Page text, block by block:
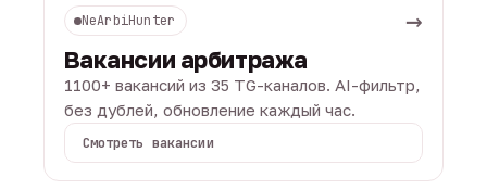
NeArbiHunter →
Вакансии арбитража
1100+ вакансий из 35 TG-каналов. AI-фильтр,
без дублей, обновление каждый час.
Смотреть вакансии